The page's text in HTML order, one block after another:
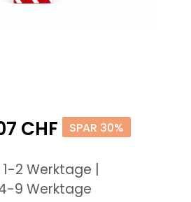
CHF SPAR 30%
2 Werktage |
9 Werktage